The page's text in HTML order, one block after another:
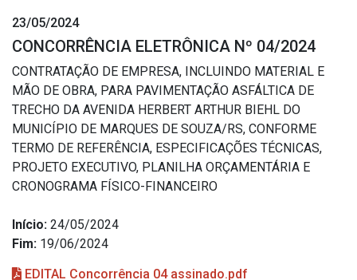
23/05/2024
CONCORRÊNCIA ELETRÔNICA Nº 04/2024
CONTRATAÇÃO DE EMPRESA, INCLUINDO MATERIAL E
MÃO DE OBRA, PARA PAVIMENTAÇÃO ASFÁLTICA DE
TRECHO DA AVENIDA HERBERT ARTHUR BIEHL DO
MUNICÍPIO DE MARQUES DE SOUZA/RS, CONFORME
TERMO DE REFERÊNCIA, ESPECIFICAÇÕES TÉCNICAS,
PROJETO EXECUTIVO, PLANILHA ORÇAMENTÁRIA E
CRONOGRAMA FÍSICO-FINANCEIRO
Início: 24/05/2024
Fim: 19/06/2024
EDITAL Concorrência 04 assinado.pdf